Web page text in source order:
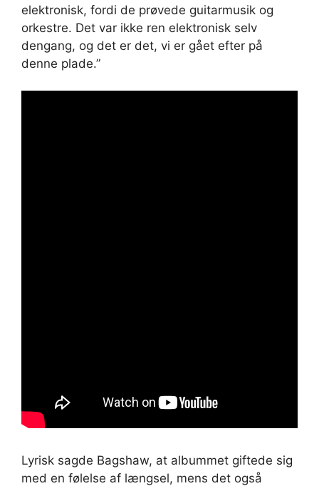
elektronisk, fordi de prøvede guitarmusik og
orkestre. Det var ikke ren elektronisk selv
dengang, og det er det, vi er gået efter på
denne plade.”
Lyrisk sagde Bagshaw, at albummet giftede sig
med en følelse af længsel, mens det også